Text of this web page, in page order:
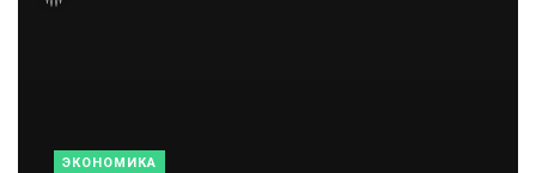
ЭКОНОМИКА